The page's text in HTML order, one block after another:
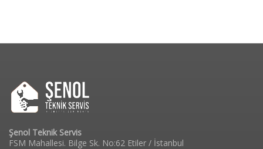
Şenol Teknik Servis
FSM Mahallesi. Bilge Sk. No:62 Etiler / İstanbul